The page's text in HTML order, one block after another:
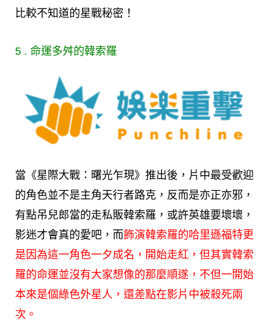
比較不知道的星戰秘密！
5 . 命運多舛的韓索羅
當《星際大戰：曙光乍現》推出後，片中最受歡迎
的角色並不是主角天行者路克，反而是亦正亦邪，
有點吊兒郎當的走私販韓索羅，或許英雄要壞壞，
影迷才會真的愛吧，而飾演韓索羅的哈里遜福特更
是因為這一角色一夕成名，開始走紅，但其實韓索
羅的命運並沒有大家想像的那麼順遂，不但一開始
本來是個綠色外星人，還差點在影片中被殺死兩
次。